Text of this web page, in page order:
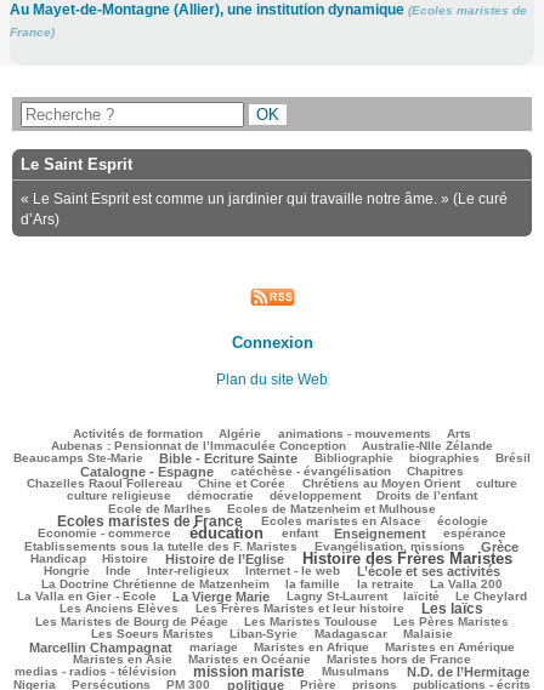
Au Mayet-de-Montagne (Allier), une institution dynamique (Ecoles maristes de
France)
Le Saint Esprit
« Le Saint Esprit est comme un jardinier qui travaille notre âme. » (Le curé
d’Ars)
Connexion
Plan du site Web
Activités de formation Algérie animations - mouvements Arts
Aubenas : Pensionnat de l’Immaculée Conception
100/3056 Australie-Nlle Zélande
76/3056
Beaucamps Ste-Marie
662/3056 Bible - Ecriture Sainte
45/3056 Bibliographie
417/3056 biographies
181/3056 Brésil
742/3056
Catalogne - Espagne catéchèse - évangélisation Chapitres
Chazelles Raoul Follereau
120/3056 Chine et Corée
235/3056 Chrétiens au Moyen Orient
378/3056 culture
53/3056
culture religieuse
démocratie développement Droits de l’enfant
Ecole de Marlhes
Ecoles de Matzenheim et Mulhouse
Ecoles maristes de France
189/3056 Ecoles maristes en Alsace
498/3056 écologie
Economie - commerce
1370/3056 éducation
172/3056 enfant
739/3056 Enseignement
201/3056 espérance
118/3056
Etablissements sous la tutelle des F. Maristes
207/3056 Evangélisation, missions
708/3056 Grèce
71/3056
Handicap
206/3056 Histoire
775/3056 Histoire de l’Eglise
1658/3056 Histoire des Frères Maristes
137/3056
Hongrie
21/3056 Inde
105/3056 Inter-religieux
183/3056 Internet - le web
972/3056 L’école et ses activités
38/3056
La Doctrine Chrétienne de Matzenheim
282/3056 la famille
95/3056 la retraite
49/3056 La Valla 200
114/3056
La Valla en Gier - Ecole
816/3056 La Vierge Marie
364/3056 Lagny St-Laurent
269/3056 laïcité
384/3056 Le Cheylard
83/3056
Les Anciens Elèves
108/3056 Les Frères Maristes et leur histoire
1367/3056 Les laïcs
455/3056
Les Maristes de Bourg de Péage
211/3056 Les Maristes Toulouse
593/3056 Les Pères Maristes
425/3056
Les Soeurs Maristes
Liban-Syrie Madagascar Malaisie
Marcellin Champagnat
30/3056 mariage
420/3056 Maristes en Afrique
321/3056 Maristes en Amérique
346/3056
Maristes en Asie
Maristes en Océanie Maristes hors de France
medias - radios - télévision
1254/3056 mission mariste
63/3056 Musulmans
709/3056 N.D. de l’Hermitage
85/3056
Nigeria
191/3056 Persécutions
130/3056 PM 300
730/3056 politique
212/3056 Prière
99/3056 prisons
236/3056 publications - écrits
208/3056